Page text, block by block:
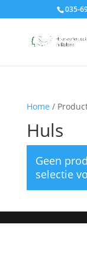
035-
Home /
Huls
Geen
selectie